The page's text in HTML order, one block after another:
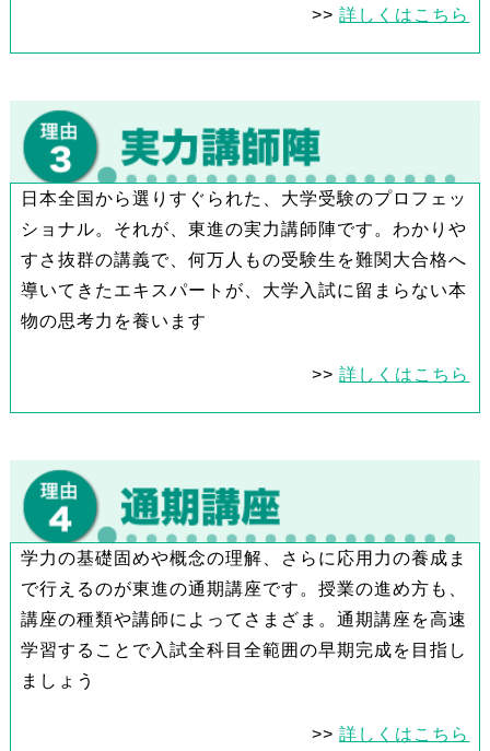
>>詳しくはこちら
日本全国から選りすぐられた、大学受験のプロフェッ
ショナル。それが、東進の実力講師陣です。わかりや
すさ抜群の講義で、何万人もの受験生を難関大合格へ
導いてきたエキスパートが、大学入試に留まらない本
物の思考力を養います
>>詳しくはこちら
学力の基礎固めや概念の理解、さらに応用力の養成ま
で行えるのが東進の通期講座です。授業の進め方も、
講座の種類や講師によってさまざま。通期講座を高速
学習することで入試全科目全範囲の早期完成を目指し
ましょう
>>詳しくはこちら